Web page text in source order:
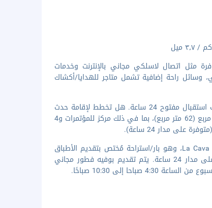
مثل اتصال لاسلكي مجاني بالإنترنت وخدمات
وسائل راحة إضافية تشمل متاجر للهدايا/أكشاك
تضم وسائل الرائحة المميزة مركز لرجال الأعمال وخدمة الغسيل/التنظيف الجاف ومكتب استقبال مفتوح 24 ساعة. هل تخطط لإقامة حدث
ما في كاسكو؟ تحتوي هذه المنشأة السياحة على مرافق احتفالات بمساحة 667 قدم مربع (62 متر مربع)، بما في ذلك مركز للمؤتمرات و4
على مدار 24 ساعة).
تلذّذ بأشهى المأكولات لدى تناولك وجبة الغداء أو العشاء أو وجبة فطور مُتأخر في La Cava، وهو بار/استراحة مُختص بتقديم الأطباق
العالمية. كما يمكنك الإقامة هنا للاسترخاء في غرفتك والاستفادة من خدمة الغرف على مدار 24 ساعة. يتم تقديم بوفيه فطور مجاني